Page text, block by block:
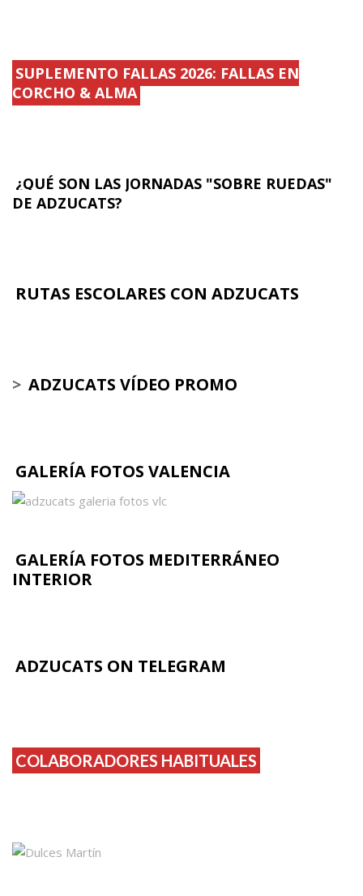
SUPLEMENTO FALLAS 2026: FALLAS EN
CORCHO & ALMA
¿QUÉ SON LAS JORNADAS "SOBRE RUEDAS"
DE ADZUCATS?
RUTAS ESCOLARES CON ADZUCATS
> ADZUCATS VÍDEO PROMO
GALERÍA FOTOS VALENCIA
GALERÍA FOTOS MEDITERRÁNEO
INTERIOR
ADZUCATS ON TELEGRAM
COLABORADORES HABITUALES